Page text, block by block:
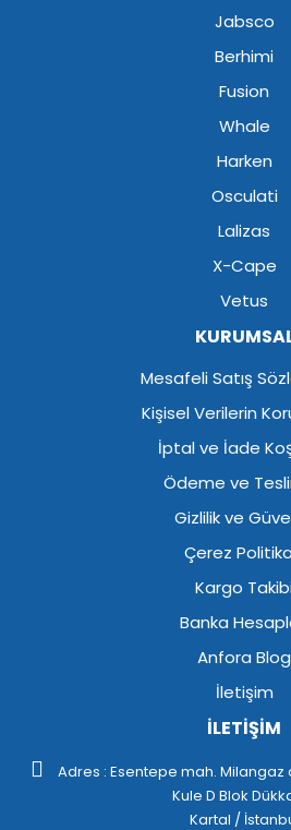
Jabsco
Berhimi
Fusion
Whale
Harken
Osculati
Lalizas
X-Cape
Vetus
Mesafeli Satış
Kişisel Verilerin
İptal ve İade
Ödeme ve
Gizlilik ve
Çerez
Kargo
Banka
Anfora Blog
İletişim
İLETİŞİM
Adres : Esentepe mah.
Kule D Blok
Kartal /